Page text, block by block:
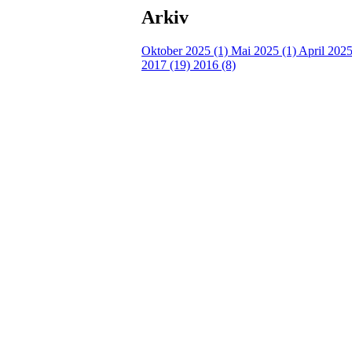
Arkiv
Oktober 2025 (1) Mai 2025 (1) April
2017 (19) 2016 (8)